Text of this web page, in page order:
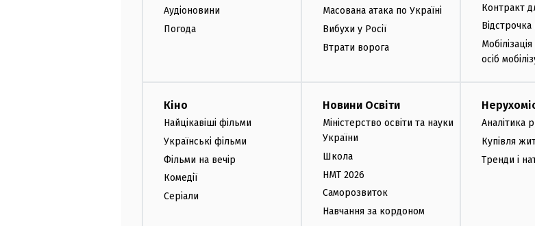
Аудіоновини
Погода
Масована атака по Україні
Вибухи у Росії
Втрати ворога
Контракт
Відстрочка
осіб
Кіно
Найцікавіші фільми
Українські фільми
Фільми на вечір
Комедії
Серіали
Новини Освіти
Міністерство освіти та науки
України
Школа
НМТ 2026
Саморозвиток
Навчання за кордоном
Аналітика
Купівля
Тренди і